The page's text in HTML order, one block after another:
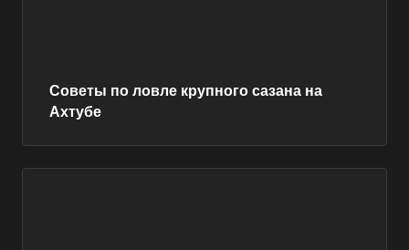
Советы по ловле крупного сазана на
Ахтубе